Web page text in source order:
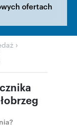
ofertach
›